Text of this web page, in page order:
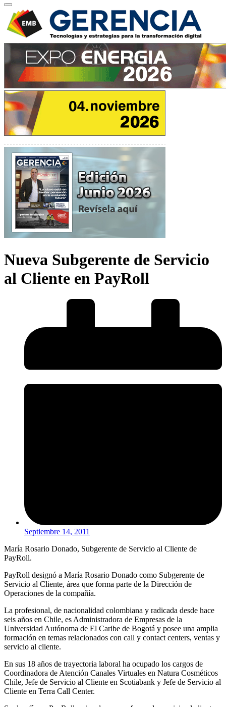
Nueva Subgerente de Servicio
al Cliente en PayRoll
Septiembre 14, 2011
María Rosario Donado, Subgerente de Servicio al Cliente de
PayRoll.
PayRoll designó a María Rosario Donado como Subgerente de
Servicio al Cliente, área que forma parte de la Dirección de
Operaciones de la compañía.
La profesional, de nacionalidad colombiana y radicada desde hace
seis años en Chile, es Administradora de Empresas de la
Universidad Autónoma de El Caribe de Bogotá y posee una amplia
formación en temas relacionados con call y contact centers, ventas y
servicio al cliente.
En sus 18 años de trayectoria laboral ha ocupado los cargos de
Coordinadora de Atención Canales Virtuales en Natura Cosméticos
Chile, Jefe de Servicio al Cliente en Scotiabank y Jefe de Servicio al
Cliente en Terra Call Center.